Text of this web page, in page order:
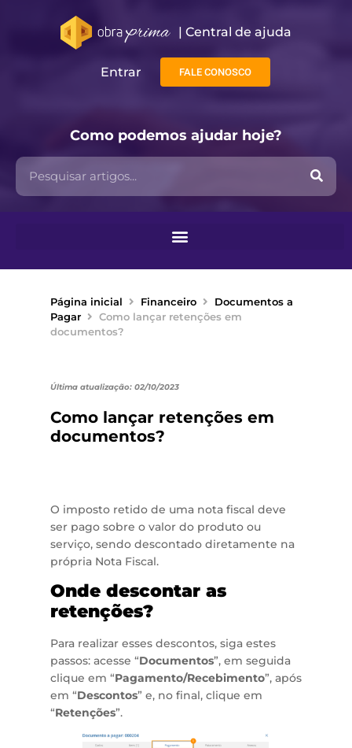
| Central de ajuda​
Entrar FALE CONOSCO
Como podemos ajudar hoje?
Página inicial Financeiro
Documentos a
Pagar
Como lançar retenções em
documentos?
Última atualização: 02/10/2023
Como lançar retenções em
documentos?
O imposto retido de uma nota fiscal deve
ser pago sobre o valor do produto ou
serviço, sendo descontado diretamente na
própria Nota Fiscal.
Onde descontar as
retenções?
Para realizar esses descontos, siga estes
passos: acesse “Documentos”, em seguida
clique em “Pagamento/Recebimento”, após
em “Descontos” e, no final, clique em
“Retenções”.